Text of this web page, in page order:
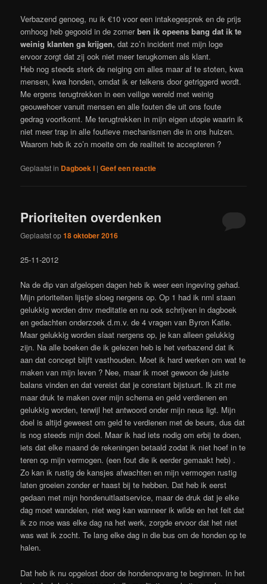
Verbazend genoeg, nu ik €10 voor een intakegesprek en de prijs
omhoog heb gegooid in de zomerben ik opeens bang dat ik te
weinig klanten ga krijgen, dat zo’n incident met mijn loge
ervoor zorgt dat zij ook niet meer terugkomen als klant.
Heb nog steeds sterk de neiging om alles maar af te stoten, kwa
mensen, kwa honden, omdat ik er telkens door getriggerd wordt.
Me ergens terugtrekken in een veilige wereld met weinig
geouwehoer vanuit mensen en alle fouten die uit ons foute
gedrag voortkomt. Me terugtrekken in mijn eigen utopie waarin ik
niet meer trap in alle foutieve mechanismen die in ons huizen.
Waarom heb ik zo’n moeite om de realiteit te accepteren ?
Geplaatst in Dagboek I |Geef een reactie
Prioriteiten overdenken
Geplaatst op18 oktober 2016
25-11-2012
Na de dip van afgelopen dagen heb ik weer een ingeving gehad.
Mijn prioriteiten lijstje sloeg nergens op. Op 1 had ik nml staan
gelukkig worden dmv meditatie en nu ook schrijven in dagboek
en gedachten onderzoek d.m.v. de 4 vragen van Byron Katie.
Maar gelukkig worden slaat nergens op, je kan alleen gelukkig
zijn. Na alle boeken die ik gelezen heb is het verbazend dat ik
aan dat concept blijft vasthouden. Moet ik hard werken om wat te
maken van mijn leven ? Nee, maar ik moet gewoon de juiste
balans vinden en dat vereist dat je constant bijstuurt. Ik zit me
maar druk te maken over mijn schema en geld verdienen en
gelukkig worden, terwijl het antwoord onder mijn neus ligt. Mijn
doel is altijd geweest om geld te verdienen met de beurs, dus dat
is nog steeds mijn doel. Maar ik had iets nodig om erbij te doen,
iets dat elke maand de rekeningen betaald zodat ik niet hoef in te
teren op mijn vermogen. (een fout die ik eerder gemaakt heb) .
Zo kan ik rustig de kansjes afwachten en mijn vermogen rustig
laten groeien zonder er haast bij te hebben. Dat heb ik eerst
gedaan met mijn hondenuitlaatservice, maar de druk dat je elke
dag moet wandelen, niet weg kan wanneer ik wilde en het feit dat
ik zo moe was elke dag na het werk, zorgde ervoor dat het niet
was wat ik zocht. Te lang elke dag in die bus om de honden op te
halen.
Dat heb ik nu opgelost door de hondenopvang te beginnen. In het